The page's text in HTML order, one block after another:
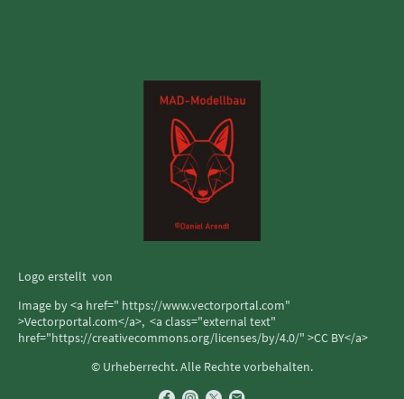
Logo erstellt von
Image by <a href=" https://www.vectorportal.com"
>Vectorportal.com</a>, <a class="external text"
href="https://creativecommons.org/licenses/by/4.0/" >CC BY</a>
© Urheberrecht. Alle Rechte vorbehalten.